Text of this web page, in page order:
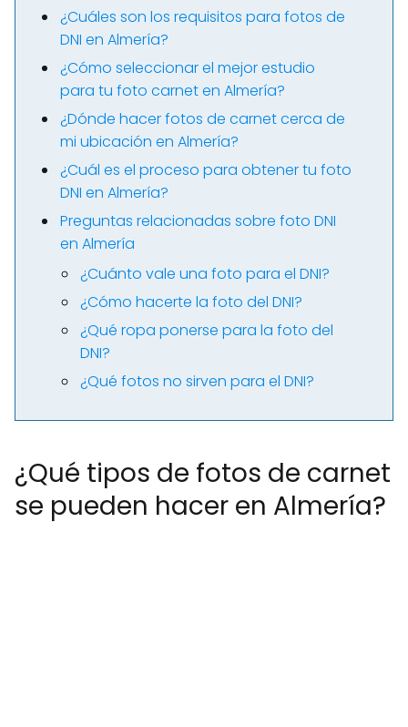
¿Cuáles son los requisitos para fotos de
DNI en Almería?
¿Cómo seleccionar el mejor estudio
para tu foto carnet en Almería?
¿Dónde hacer fotos de carnet cerca de
mi ubicación en Almería?
¿Cuál es el proceso para obtener tu foto
DNI en Almería?
Preguntas relacionadas sobre foto DNI
en Almería
¿Cuánto vale una foto para el DNI?
¿Cómo hacerte la foto del DNI?
¿Qué ropa ponerse para la foto del
DNI?
¿Qué fotos no sirven para el DNI?
¿Qué tipos de fotos de carnet
se pueden hacer en Almería?